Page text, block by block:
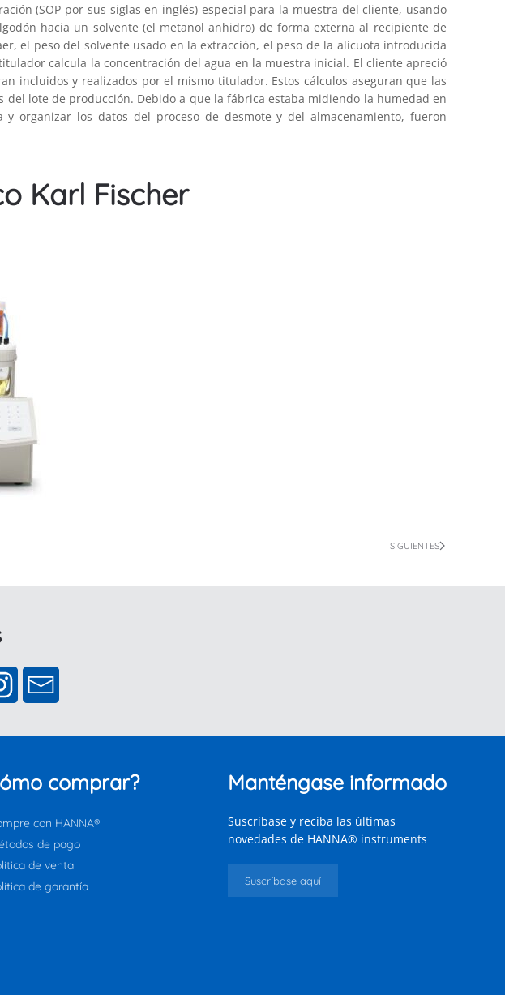
(SOP por sus siglas en inglés) especial para la muestra del cliente, usando
hacia un solvente (el metanol anhidro) de forma externa al recipiente de
el peso del solvente usado en la extracción, el peso de la alícuota introducida
calcula la concentración del agua en la muestra inicial. El cliente apreció
incluidos y realizados por el mismo titulador. Estos cálculos aseguran que las
lote de producción. Debido a que la fábrica estaba midiendo la humedad en
organizar los datos del proceso de desmote y del almacenamiento, fueron
Karl Fischer
SIGUIENTES
comprar?
con HANNA®
de pago
de venta
de garantía
Manténgase informado
Suscríbase y reciba las últimas
novedades de HANNA® instruments
Suscríbase aquí